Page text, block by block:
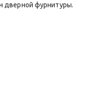
дверной фурнитуры.